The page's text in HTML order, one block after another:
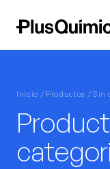
Inicio / Productos / Sin